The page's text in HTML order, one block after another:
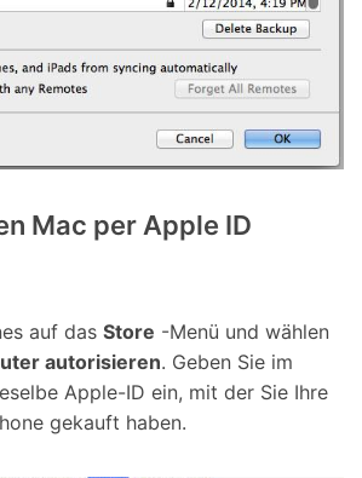
Mac per Apple ID
auf das Store -Menü und wählen
autorisieren. Geben Sie im
Apple-ID ein, mit der Sie Ihre
gekauft haben.